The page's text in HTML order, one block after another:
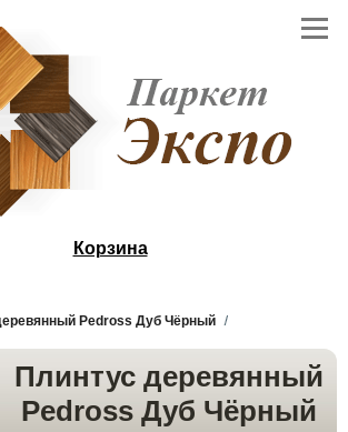
Корзина
Pedross Дуб Чёрный
Плинтус деревянный
Pedross Дуб Чёрный